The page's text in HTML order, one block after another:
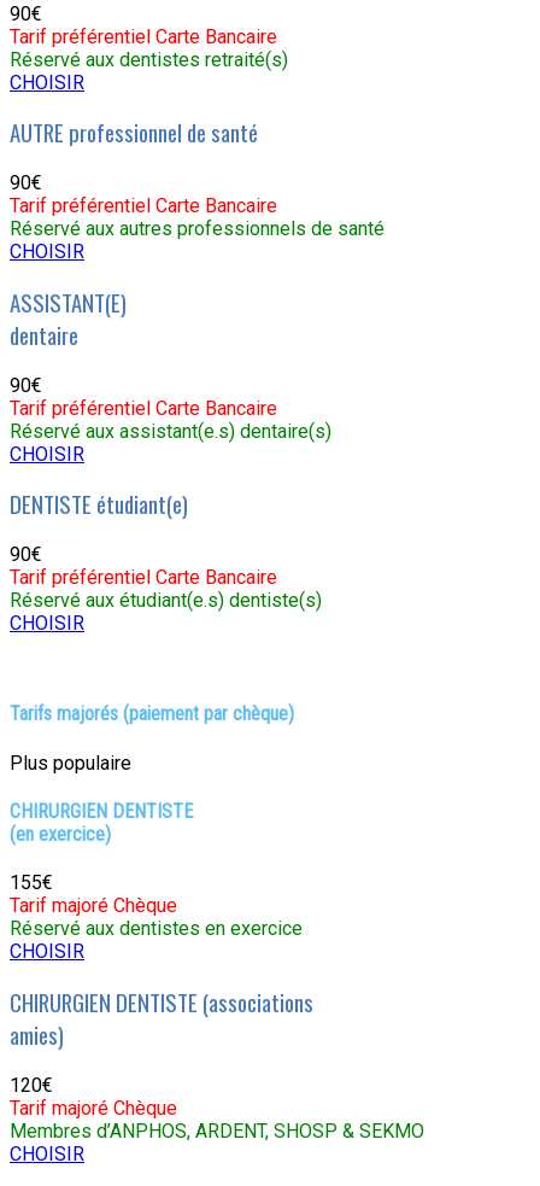
90€
Tarif préférentiel Carte Bancaire
Réservé aux dentistes retraité(s)
CHOISIR
AUTRE professionnel de santé
90€
Tarif préférentiel Carte Bancaire
Réservé aux autres professionnels de santé
CHOISIR
ASSISTANT(E)
dentaire
90€
Tarif préférentiel Carte Bancaire
Réservé aux assistant(e.s) dentaire(s)
CHOISIR
DENTISTE étudiant(e)
90€
Tarif préférentiel Carte Bancaire
Réservé aux étudiant(e.s) dentiste(s)
CHOISIR
Tarifs majorés (paiement par chèque)
Plus populaire
CHIRURGIEN DENTISTE
(en exercice)
155€
Tarif majoré Chèque
Réservé aux dentistes en exercice
CHOISIR
CHIRURGIEN DENTISTE (associations
amies)
120€
Tarif majoré Chèque
Membres d’ANPHOS, ARDENT, SHOSP & SEKMO
CHOISIR